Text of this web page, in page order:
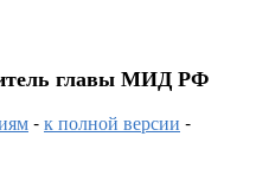
главы МИД РФ
-к полной версии -